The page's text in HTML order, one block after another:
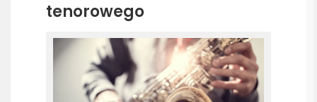
tenorowego